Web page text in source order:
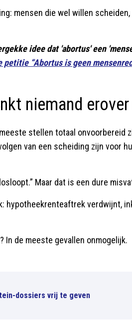
mensen die wel willen
idee dat 'abortus' een
petitie “Abortus is geen
niemand erover
stellen totaal onvoorbereid
van een scheiding zijn voor
Maar dat is een dure
hypotheekrenteaftrek verdwijnt,
In de meeste gevallen onmogelijk.
dossiers vrij te geven